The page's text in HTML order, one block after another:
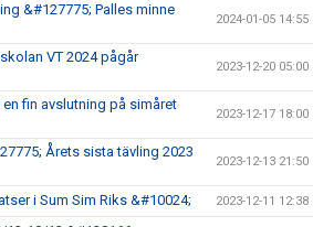
&#127775; Palles minne
2024-01-05 14:55
VT 2024 pågår
2023-12-20 05:00
fin avslutning på simåret
2023-12-17 18:00
Årets sista tävling 2023
2023-12-13 21:50
i Sum Sim Riks &#10024; 2023-12-11 12:38